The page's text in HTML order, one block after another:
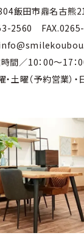
飯田市鼎名古熊
2560
間／10：00～17：
土曜（予約営業）・